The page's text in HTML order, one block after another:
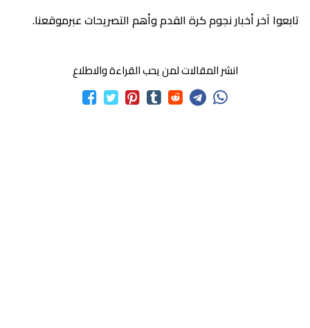
تابعوا آخر أخبار نجوم كرة القدم وأهم التصريحات عبرموقعنا.
انشر المقالات لمن يحب القراءة والاطلاع